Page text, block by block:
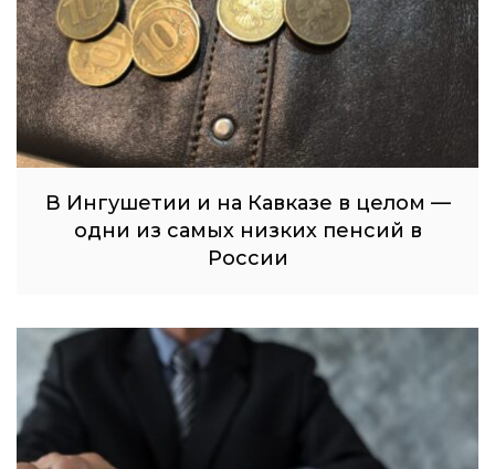
В Ингушетии и на Кавказе в целом —
одни из самых низких пенсий в
России